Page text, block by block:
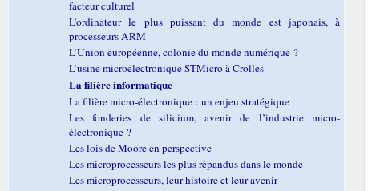
facteur culturel
L’ordinateur le plus puissant du monde est japonais, à
processeurs ARM
L’Union européenne, colonie du monde numérique ?
L’usine microélectronique STMicro à Crolles
La filière informatique
La filière micro-électronique : un enjeu stratégique
Les fonderies de silicium, avenir de l’industrie micro-
électronique ?
Les lois de Moore en perspective
Les microprocesseurs les plus répandus dans le monde
Les microprocesseurs, leur histoire et leur avenir